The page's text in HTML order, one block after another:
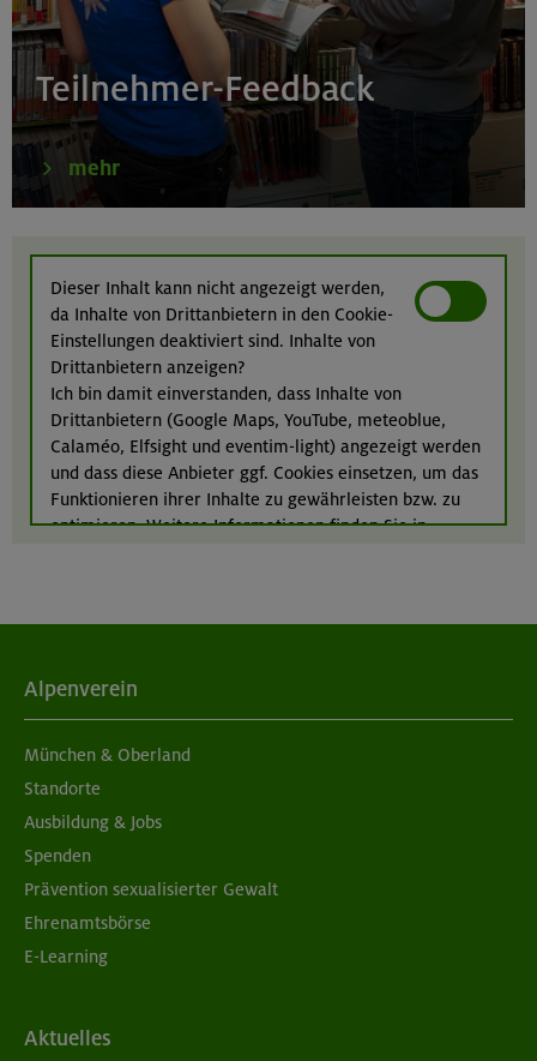
21.08.26
Klettertreff indoor
München
Kitzbüheler Alpen
22./23.08.26
Bouldern für Einsteiger indoor
München
Teilnehmer-Feedback
mehr
Dieser Inhalt kann nicht angezeigt werden,
da Inhalte von Drittanbietern in den Cookie-
Einstellungen deaktiviert sind. Inhalte von
Drittanbietern anzeigen?
Ich bin damit einverstanden, dass Inhalte von
Drittanbietern (Google Maps, YouTube, meteoblue,
Calaméo, Elfsight und eventim-light) angezeigt werden
und dass diese Anbieter ggf. Cookies einsetzen, um das
Funktionieren ihrer Inhalte zu gewährleisten bzw. zu
optimieren. Weitere Informationen finden Sie in
Alpenverein
München & Oberland
Standorte
Ausbildung & Jobs
Spenden
Prävention sexualisierter Gewalt
Ehrenamtsbörse
E-Learning
Aktuelles